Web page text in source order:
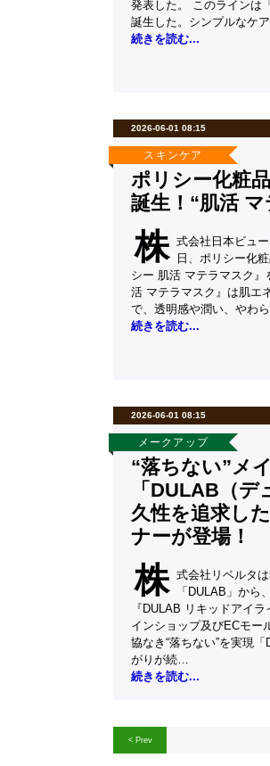
発表した。 このラインは
誕生した。シンプルなケ
続きを読む...
2026-06-01 08:15
スキンケア
ポリシー化粧
誕生！“肌活
株 式会社日本ビュ
日、ポリシー化
シー 肌活 マテラマスク
活 マテラマスク』は肌エ
で、透明感や潤い、やわ
続きを読む...
2026-06-01 08:15
メークアップ
“落ちない”メ
「DULAB（
久性を追求し
ナーが登場！
株 式会社リベルタ
「DULAB」から
『DULAB リキッドアイ
インショップ及びECモー
協なき“落ちない”を実現
がりが続…
続きを読む...
< Prev